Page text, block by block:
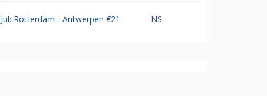
Jul: Rotterdam - Antwerpen €21 NS